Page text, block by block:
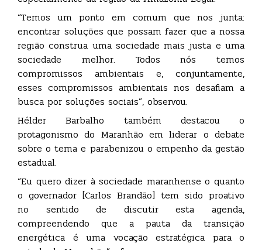
“Temos um ponto em comum que nos junta:
encontrar soluções que possam fazer que a nossa
região construa uma sociedade mais justa e uma
sociedade melhor. Todos nós temos
compromissos ambientais e, conjuntamente,
esses compromissos ambientais nos desafiam a
busca por soluções sociais”, observou.
Hélder Barbalho também destacou o
protagonismo do Maranhão em liderar o debate
sobre o tema e parabenizou o empenho da gestão
estadual.
“Eu quero dizer à sociedade maranhense o quanto
o governador [Carlos Brandão] tem sido proativo
no sentido de discutir esta agenda,
compreendendo que a pauta da transição
energética é uma vocação estratégica para o